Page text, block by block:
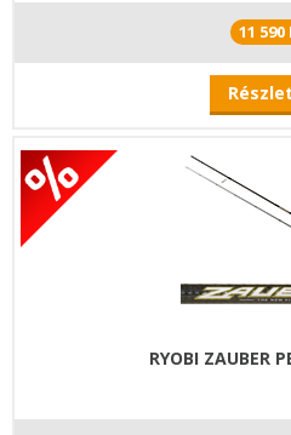
11 590
RYOBI ZAUBER